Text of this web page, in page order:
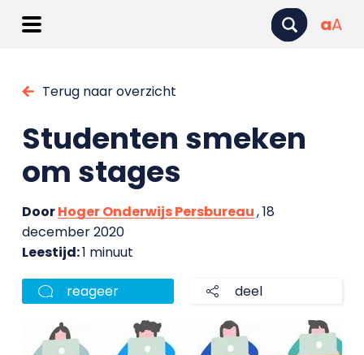
aA
Terug naar overzicht
Studenten smeken
om stages
DoorHoger Onderwijs Persbureau, 18
december 2020
Leestijd:1 minuut
reageer deel